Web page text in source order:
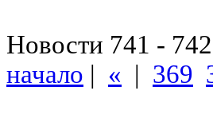
Новости 741 -
начало | « | 369